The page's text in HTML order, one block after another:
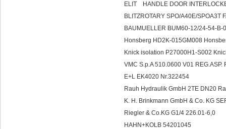
ELIT HANDLE
BLITZROTARY SPO/A40E/SPOA3T
BAUMUELLER BUM60-12/24-54-
Honsberg HD2K-015GM008
Knick isolation P27000H1-S002
VMC S.p.A 510.0600 V01 REG.ASP.
E+L EK4020 Nr.322454
Rauh Hydraulik GmbH 2TE DN20
K. H. Brinkmann GmbH & Co. KG
Riegler & Co.KG G1/4 226.01-6,0
HAHN+KOLB 54201045